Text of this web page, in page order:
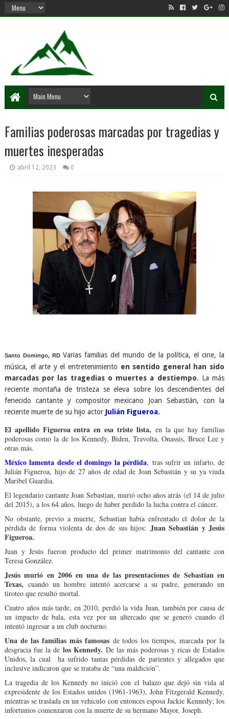
Familias poderosas marcadas por tragedias y
muertes inesperadas
abril 12, 2023 0
Santo Domingo, RD Varias familias del mundo de la política, el cine, la
música, el arte y el entretenimiento en sentido general han sido
marcadas por las tragedias o muertes a destiempo. La más
reciente montaña de tristeza se eleva sobre los descendientes del
fenecido cantante y compositor mexicano Joan Sebastián, con la
reciente muerte de su hijo actor Julián Figueroa.
El apellido Figueroa entra en esa triste lista, en la que hay familias
poderosas como la de los Kennedy, Biden, Travolta, Onassis, Bruce Lee y
otras más.
México lamenta desde el domingo la pérdida, tras sufrir un infarto, de
Julián Figueroa, hijo de 27 años de edad de Joan Sebastián y su ya viuda
Maribel Guardia.
El legendario cantante Joan Sebastian, murió ocho años atrás (el 14 de julio
del 2015), a los 64 años, luego de haber perdido la lucha contra el cáncer.
No obstante, previo a muerte, Sebastian había enfrentado el dolor de la
pérdida de forma violenta de dos de sus hijos: Juan Sebastián y Jesús
Figueroa.
Juan y Jesús fueron producto del primer matrimonio del cantante con
Teresa González.
Jesús murió en 2006 en una de las presentaciones de Sebastian en
Texas, cuando un hombre intentó acercarse a su padre, generando un
tiroteo que resultó mortal.
Cuatro años más tarde, en 2010, perdió la vida Juan, también por causa de
un impacto de bala, esta vez por un altercado que se generó cuando él
intentó ingresar a un club nocturno.
Una de las familias más famosas de todos los tiempos, marcada por la
desgracia fue la delos Kennedy.De las más poderosas y ricas de Estados
Unidos, la cual ha sufrido tantas pérdidas de parientes y allegados que
inclusive indicaron que se trataba de “una maldición”.
La tragedia de los Kennedy no inició con el balazo que dejó sin vida al
expresidente de los Estados unidos (1961-1963), John Fitzgerald Kennedy,
mientras se traslada en un vehículo con entonces esposa Jackie Kennedy; los
infortunios comenzaron con la muerte de su hermano Mayor, Joseph.